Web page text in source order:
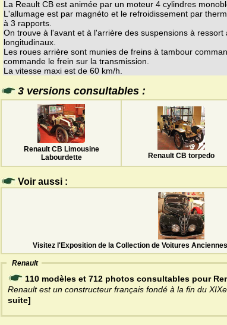
La Reault CB est animée par un moteur 4 cylindres
L'allumage est par magnéto et le refroidissement par
à 3 rapports.
On trouve à l'avant et à l'arrière des suspensions à ressort
longitudinaux.
Les roues arrière sont munies de freins à tambour
commande le frein sur la transmission.
La vitesse maxi est de 60 km/h.
3 versions consultables :
Renault CB Limousine
Labourdette
Renault CB torpedo
Voir aussi :
Visitez l'Exposition de la Collection de Voitures
Renault
110 modèles et 712 photos consultables pour
Renault est un constructeur français fondé à la fin du
suite]